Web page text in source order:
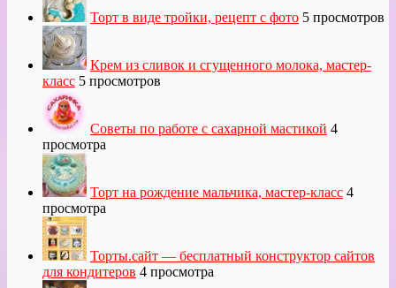
Торт в виде тройки, рецепт с фото 5 просмотров
Крем из сливок и сгущенного молока, мастер-
класс 5 просмотров
Советы по работе с сахарной мастикой 4
просмотра
Торт на рождение мальчика, мастер-класс 4
просмотра
Торты.сайт — бесплатный конструктор сайтов
для кондитеров 4 просмотра